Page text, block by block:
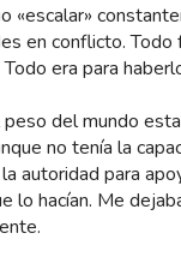
«escalar»
en conflicto. Todo
era para
del mundo
no tenía la
autoridad para
lo hacían. Me